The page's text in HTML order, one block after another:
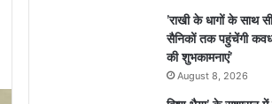
’राखी के धागों के साथ
सैनिकों तक पहुंचेंगी
की शुभकामनाएं’
August 8, 2026